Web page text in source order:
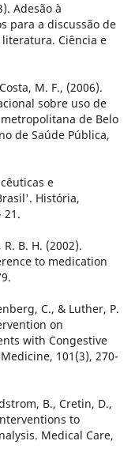
Adesão à
para a discussão de
Ciência e
M. F., (2006).
sobre uso de
de Belo
de Saúde Pública,
e
História,
21.
B. H. (2002).
to medication
C., & Luther, P.
on
with Congestive
101(3), 270-
B., Cretin, D.,
to
Medical Care,